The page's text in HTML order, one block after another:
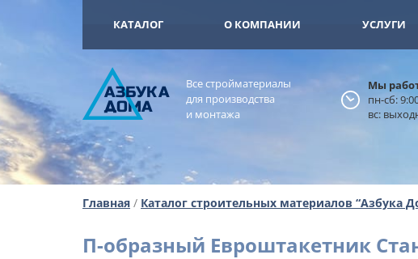
КАТАЛОГ О КОМПАНИИ УСЛУГИ
ОМА
АЗБУКА
Все стройматериалы
для производства
и монтажа
Мы
пн-сб:
вс:
Главная / Каталог строительных материалов “Азбука
П-образный Евроштакетник